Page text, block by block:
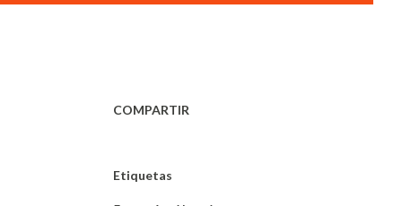
COMPARTIR
Etiquetas